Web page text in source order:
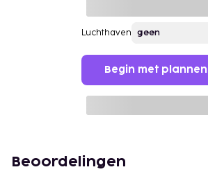
Luchthaven
Begin met plannen
Beoordelingen